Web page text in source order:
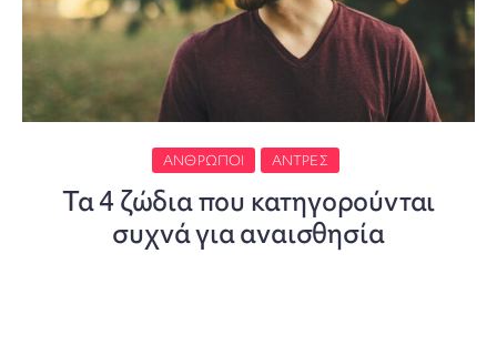
ΆΝΘΡΩΠΟΙ ΆΝΤΡΕΣ
Τα 4 ζώδια που κατηγορούνται
συχνά για αναισθησία